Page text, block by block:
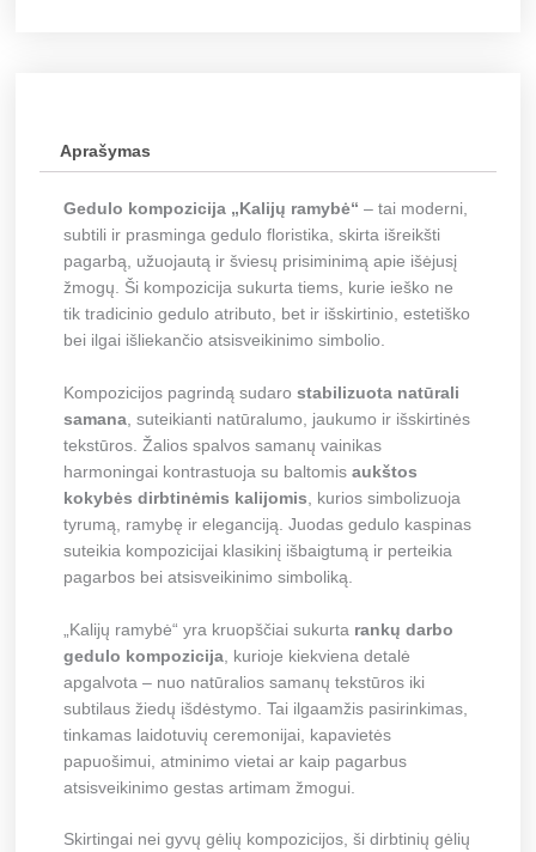
Aprašymas
Gedulo kompozicija „Kalijų ramybė“ – tai moderni,
subtili ir prasminga gedulo floristika, skirta išreikšti
pagarbą, užuojautą ir šviesų prisiminimą apie išėjusį
žmogų. Ši kompozicija sukurta tiems, kurie ieško ne
tik tradicinio gedulo atributo, bet ir išskirtinio, estetiško
bei ilgai išliekančio atsisveikinimo simbolio.
Kompozicijos pagrindą sudarostabilizuota natūrali
samana , suteikianti natūralumo, jaukumo ir išskirtinės
tekstūros. Žalios spalvos samanų vainikas
harmoningai kontrastuoja su baltomisaukštos
kokybės dirbtinėmis kalijomis , kurios simbolizuoja
tyrumą, ramybę ir eleganciją. Juodas gedulo kaspinas
suteikia kompozicijai klasikinį išbaigtumą ir perteikia
pagarbos bei atsisveikinimo simboliką.
„Kalijų ramybė“ yra kruopščiai sukurta rankų darbo
gedulo kompozicija , kurioje kiekviena detalė
apgalvota – nuo natūralios samanų tekstūros iki
subtilaus žiedų išdėstymo. Tai ilgaamžis pasirinkimas,
tinkamas laidotuvių ceremonijai, kapavietės
papuošimui, atminimo vietai ar kaip pagarbus
atsisveikinimo gestas artimam žmogui.
Skirtingai nei gyvų gėlių kompozicijos, ši dirbtinių gėlių